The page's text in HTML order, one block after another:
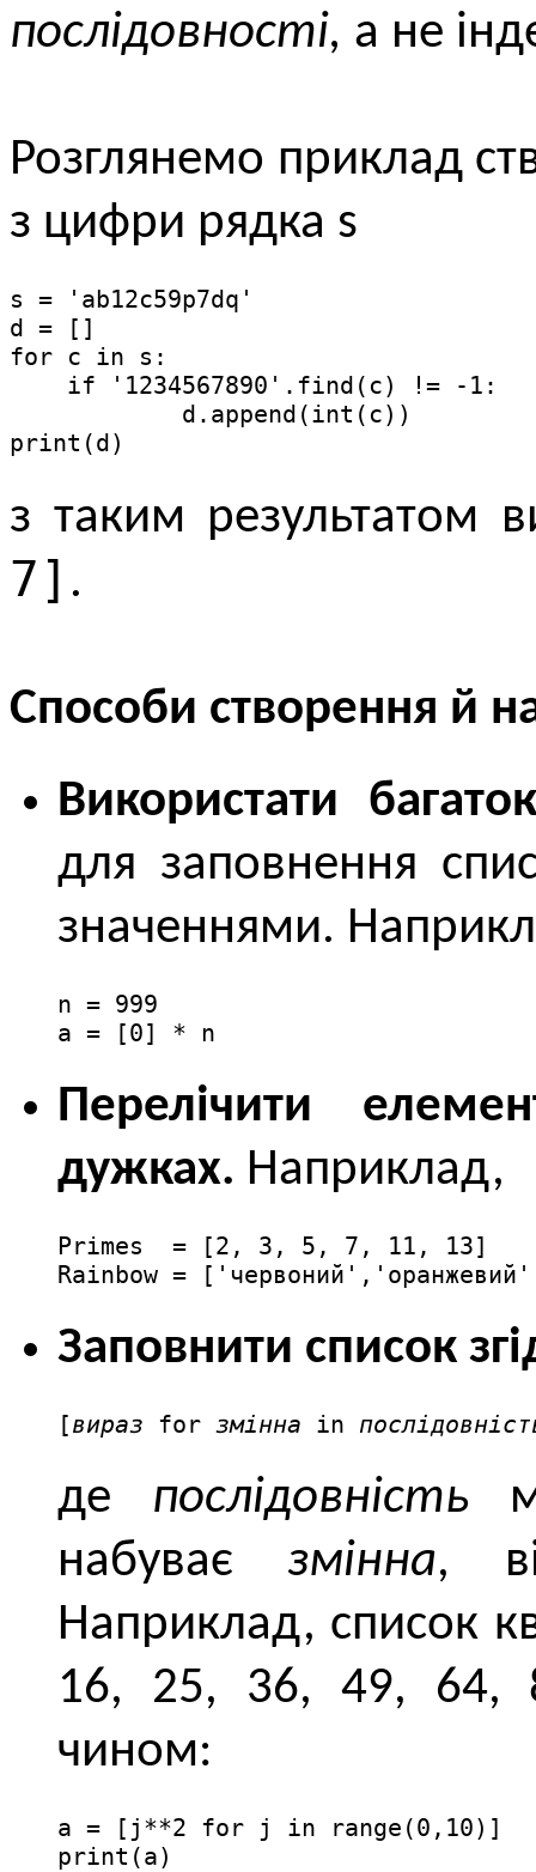
послідовності, а не
Розглянемо приклад
з цифри рядка s
s = 'ab12c59p7dq'
d = []
for с in s:
    if '1234567890'.find(с) != -1:
            d.append(int(с))
print(d)
з таким результатом
7] .
Способи створення й
Використати
для заповнення
значеннями.
n = 999
a = [0] * n
Перелічити
дужках. Наприклад,
Primes  = [2, 3, 5, 7, 11, 13]
Rainbow =
Заповнити список
[вираз for змінна in
де послідовність
набуваєзмінна,
Наприклад, список
16, 25, 36, 49, 64,
чином:
a = [j**2 for j in range(0,10)]
print(a)